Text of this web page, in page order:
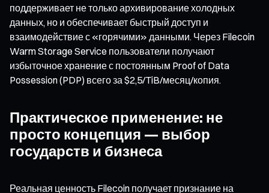
поддерживает не только архивирование холодных
данных, но и обеспечивает быстрый доступ и
взаимодействие с «горячими» данными. Через Filecoin
Warm Storage Service пользователи получают
избыточное хранение с постоянным Proof of Data
Possession (PDP) всего за $2,5/TiB/месяц/копия.
Практическое применение: не
просто концепция — выбор
государств и бизнеса
Реальная ценность Filecoin получает признание на